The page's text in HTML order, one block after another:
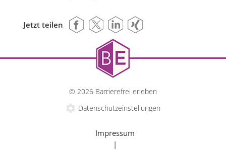
Jetzt teilen
© 2026 Barrierefrei erleben
Datenschutzeinstellungen
Impressum
|